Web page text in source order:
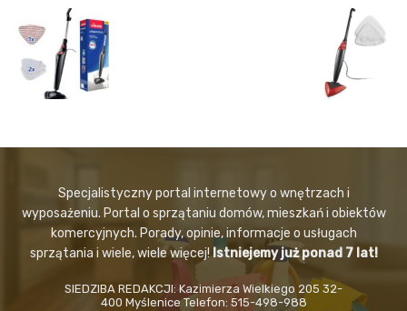
Specjalistyczny portal internetowy o wnętrzach i
wyposażeniu. Portal o sprzątaniu domów, mieszkań i obiektów
komercyjnych. Porady, opinie, informacje o usługach
sprzątania i wiele, wiele więcej!Istniejemy już ponad 7 lat!
SIEDZIBA REDAKCJI: Kazimierza Wielkiego 205 32-
400 Myślenice Telefon: 515-498-988